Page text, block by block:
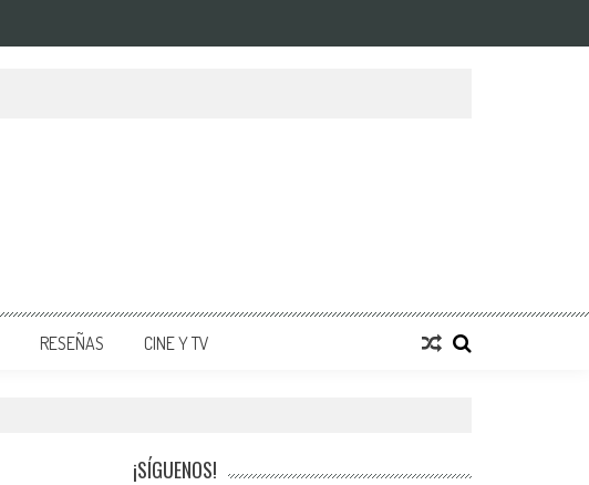
RESEÑAS CINE Y TV
¡SÍGUENOS!